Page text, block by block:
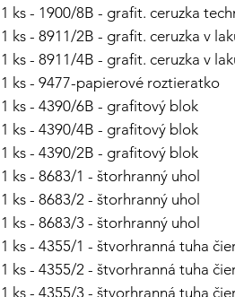
1 ks - 1900/8B - grafit. ceruzka
1 ks - 8911/2B - grafit. ceruzka v
1 ks - 8911/4B - grafit. ceruzka v
1 ks - 9477-papierové roztieratko
1 ks - 4390/6B - grafitový blok
1 ks - 4390/4B - grafitový blok
1 ks - 4390/2B - grafitový blok
1 ks - 8683/1 - štorhranný uhol
1 ks - 8683/2 - štorhranný uhol
1 ks - 8683/3 - štorhranný uhol
1 ks - 4355/1 - štvorhranná tuha
1 ks - 4355/2 - štvorhranná tuha
1 ks - 4355/3 - štvorhranná tuha